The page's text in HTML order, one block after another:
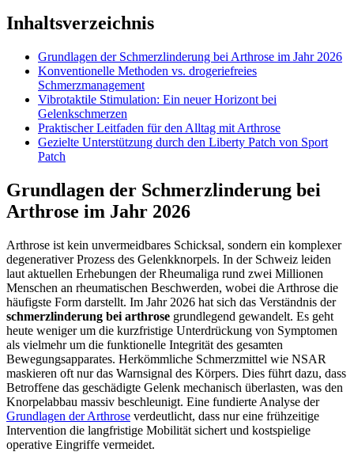
Inhaltsverzeichnis
Grundlagen der Schmerzlinderung bei Arthrose im Jahr 2026
Konventionelle Methoden vs. drogeriefreies
Schmerzmanagement
Vibrotaktile Stimulation: Ein neuer Horizont bei
Gelenkschmerzen
Praktischer Leitfaden für den Alltag mit Arthrose
Gezielte Unterstützung durch den Liberty Patch von Sport
Patch
Grundlagen der Schmerzlinderung bei
Arthrose im Jahr 2026
Arthrose ist kein unvermeidbares Schicksal, sondern ein komplexer
degenerativer Prozess des Gelenkknorpels. In der Schweiz leiden
laut aktuellen Erhebungen der Rheumaliga rund zwei Millionen
Menschen an rheumatischen Beschwerden, wobei die Arthrose die
häufigste Form darstellt. Im Jahr 2026 hat sich das Verständnis der
schmerzlinderung bei arthrose grundlegend gewandelt. Es geht
heute weniger um die kurzfristige Unterdrückung von Symptomen
als vielmehr um die funktionelle Integrität des gesamten
Bewegungsapparates. Herkömmliche Schmerzmittel wie NSAR
maskieren oft nur das Warnsignal des Körpers. Dies führt dazu, dass
Betroffene das geschädigte Gelenk mechanisch überlasten, was den
Knorpelabbau massiv beschleunigt. Eine fundierte Analyse der
Grundlagen der Arthrose verdeutlicht, dass nur eine frühzeitige
Intervention die langfristige Mobilität sichert und kostspielige
operative Eingriffe vermeidet.